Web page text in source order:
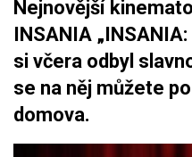
Nejnovější
INSANIA
si včera odbyl
se na něj můžete
domova.